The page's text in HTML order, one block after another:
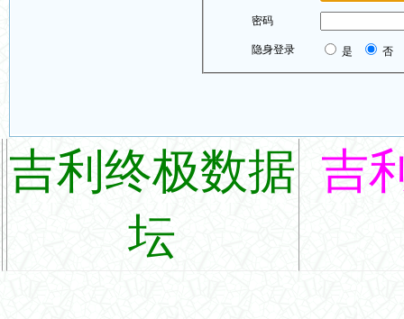
密码
隐身登录 是 否
吉利终极数据
坛
吉